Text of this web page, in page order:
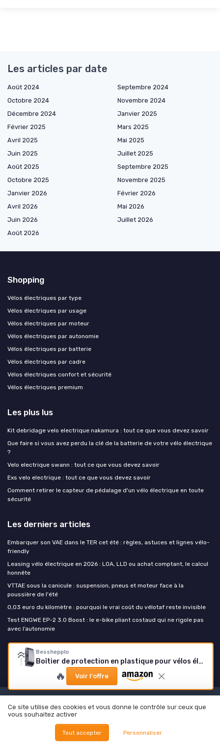
Besshepplo
Boîtier de protection en plastique pour vélos électriques utilisés dans les projets de conversion en contrôleurs de vélo électrique domestique
🔥 Voir l'offre
Les articles par date
Août 2024
Septembre 2024
Octobre 2024
Novembre 2024
Décembre 2024
Janvier 2025
Février 2025
Mars 2025
Avril 2025
Mai 2025
Juin 2025
Juillet 2025
Août 2025
Septembre 2025
Octobre 2025
Novembre 2025
Janvier 2026
Février 2026
Avril 2026
Mai 2026
Juin 2026
Juillet 2026
Août 2026
Shopping
Vélos électriques par type
Vélos électriques par usage
Vélos électriques par moteur
Vélos électriques par autonomie
Vélos électriques par batterie
Vélos électriques par cadre
Vélos électriques confort et sécurité
Vélos électriques premium
Les plus lus
Kit debridage velo electrique nakamura : tout ce que vous devez savoir
Que faire si vous avez perdu la clé de la batterie de votre vélo électrique
?
Velo electrique swann : tout ce que vous devez savoir
Exs velo electrique : tout ce que vous devez savoir
Comment retirer le capteur de pédalage d'un vélo électrique en toute
sécurité
Les derniers articles
Embarquer son VAE dans le TER cet été : règles, astuces et lignes vélo-
friendly
Leasing vélo électrique en 2026 : LOA, LLD ou achat comptant, le calcul
honnête
VTTAE sous la canicule : suspension, pneus et moteur face à la
poussière de l'été
0,03 euro du kilomètre : pourquoi le vrai coût du vélotaf reste invisible
Test ENGWE EP-2 3.0 Boost : le e-bike pliant costaud qui ne rigole pas
avec l’autonomie
Mon velo electrique
Mentions légales
Politique de confidentialité
© Mon velo electrique 2026
Ce site utilise des cookies et vous donne le contrôle sur ceux que
vous souhaitez activer
Tout accepter Personnaliser